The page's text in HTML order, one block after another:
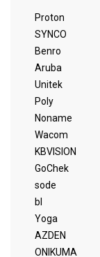
Proton
SYNCO
Benro
Aruba
Unitek
Poly
Noname
Wacom
KBVISION
GoChek
sode
bl
Yoga
AZDEN
ONIKUMA